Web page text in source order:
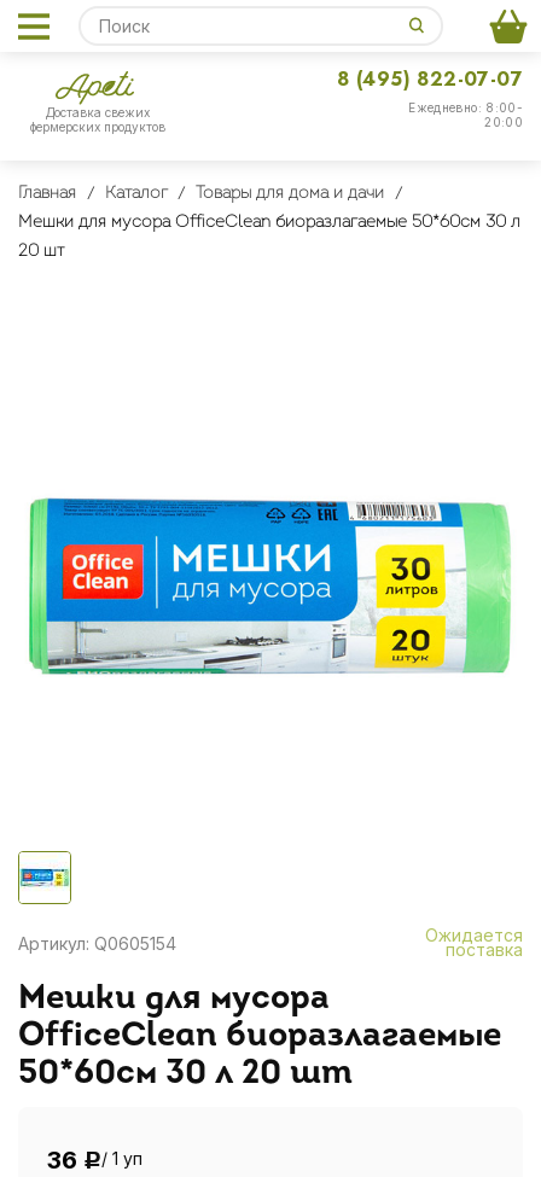
Доставка свежих
фермерских продуктов
Ежедневно: 8:00-
20:00
8 (495) 822-07-07
Главная Каталог
Товары для дома и дачи
Мешки для мусора OfficeClean биоразлагаемые 50*60см 30 л
20 шт
Артикул: Q0605154 Ожидается
поставка
Мешки для мусора
OfficeClean биоразлагаемые
50*60см 30 л 20 шт
36 Р/ 1 уп